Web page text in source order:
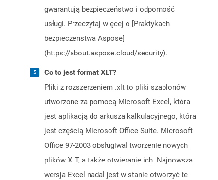
gwarantują bezpieczeństwo i odporność
usługi. Przeczytaj więcej o [Praktykach
bezpieczeństwa Aspose]
(https://about.aspose.cloud/security).
Co to jest format XLT?
Pliki z rozszerzeniem .xlt to pliki szablonów
utworzone za pomocą Microsoft Excel, która
jest aplikacją do arkusza kalkulacyjnego, która
jest częścią Microsoft Office Suite. Microsoft
Office 97-2003 obsługiwał tworzenie nowych
plików XLT, a także otwieranie ich. Najnowsza
wersja Excel nadal jest w stanie otworzyć te